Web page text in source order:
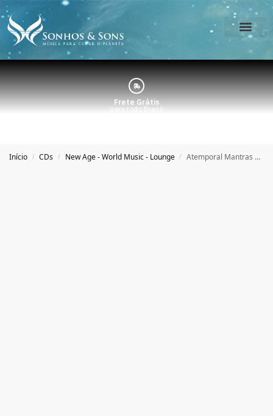
Frete Grátis
para todo Brasil
Início / CDs / New Age - World Music - Lounge / Atemporal Mantras – Chandramukha Swami